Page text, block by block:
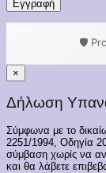
Εγγραφή
🛡️
×
Δήλωση
Σύμφωνα με το
2251/1994, Οδηγία
σύμβαση χωρίς να
και θα λάβετε